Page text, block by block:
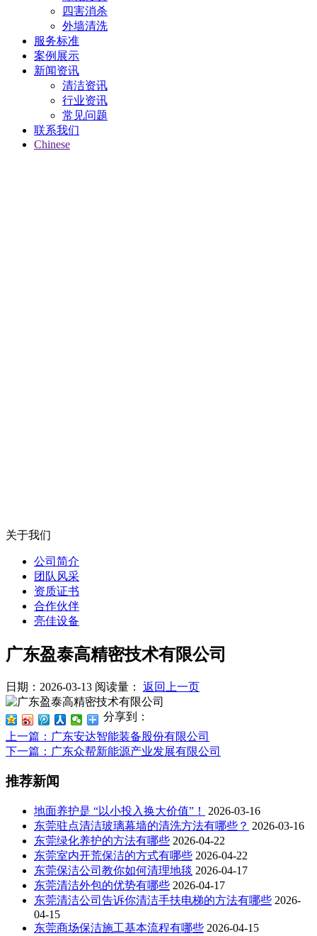
四害消杀
外墙清洗
服务标准
案例展示
新闻资讯
清洁资讯
行业资讯
常见问题
联系我们
Chinese
关于我们
公司简介
团队风采
资质证书
合作伙伴
亮佳设备
广东盈泰高精密技术有限公司
日期：2026-03-13 阅读量： 返回上一页
分享到：
上一篇 ：广东安达智能装备股份有限公司
下一篇 ：广东众帮新能源产业发展有限公司
推荐新闻
地面养护是 “以小投入换大价值”！
2026-03-16
东莞驻点清洁玻璃幕墙的清洗方法有哪些？ 2026-03-16
东莞绿化养护的方法有哪些 2026-04-22
东莞室内开荒保洁的方式有哪些 2026-04-22
东莞保洁公司教你如何清理地毯 2026-04-17
东莞清洁外包的优势有哪些 2026-04-17
东莞清洁公司告诉你清洁手扶电梯的方法有哪些 2026-
04-15
东莞商场保洁施工基本流程有哪些 2026-04-15